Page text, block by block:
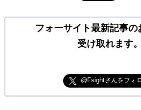
フォーサイト最新記事の
受け取れます。
@Fsightさんをフォ